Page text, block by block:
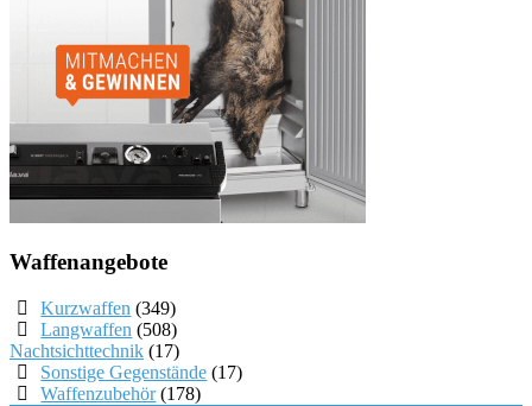
Waffenangebote
Kurzwaffen (349)
Langwaffen (508)
Nachtsichttechnik (17)
Sonstige Gegenstände (17)
Waffenzubehör(178)